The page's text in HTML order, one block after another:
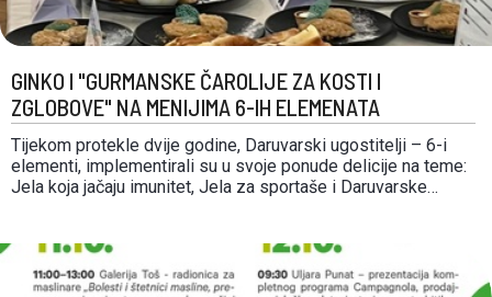
GINKO I "GURMANSKE ČAROLIJE ZA KOSTI I
ZGLOBOVE" NA MENIJIMA 6-IH ELEMENATA
Tijekom protekle dvije godine, Daruvarski ugostitelji – 6-i
elementi, implementirali su u svoje ponude delicije na teme:
Jela koja jačaju imunitet, Jela za sportaše i Daruvarske
lokalnim lješnjacima i sirevima. …